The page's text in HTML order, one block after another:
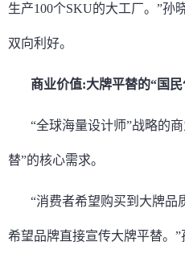
生产100个SKU的大工厂。”孙
双向利好。
商业价值:大牌平替的“国
“全球海量设计师”战略的
替”的核心需求。
“消费者希望购买到大牌品
希望品牌直接宣传大牌平替。